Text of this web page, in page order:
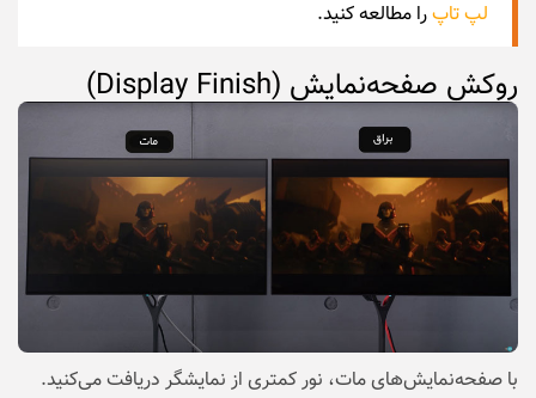
لپ تاپرا مطالعه کنید.
روکش صفحه‌نمایش (Display Finish)
با صفحه‌نمایش‌های مات، نور کمتری از نمایشگر دریافت می‌کنید.